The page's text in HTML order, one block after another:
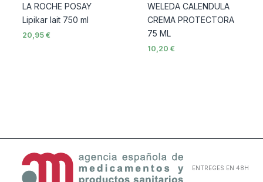
LA ROCHE POSAY
Lipikar lait 750 ml
20,95€
WELEDA CALENDULA
CREMA PROTECTORA
75 ML
10,20 €
ENTREGES EN 48H